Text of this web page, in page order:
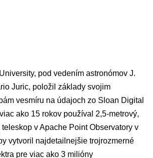
pod vedením astronómov J.
Juric, položil základy svojim
vesmíru na údajoch zo Sloan Digital
ako 15 rokov používal 2,5-metrový,
v Apache Point Observatory v
vytvoril najdetailnejšie trojrozmerné
pre viac ako 3 milióny